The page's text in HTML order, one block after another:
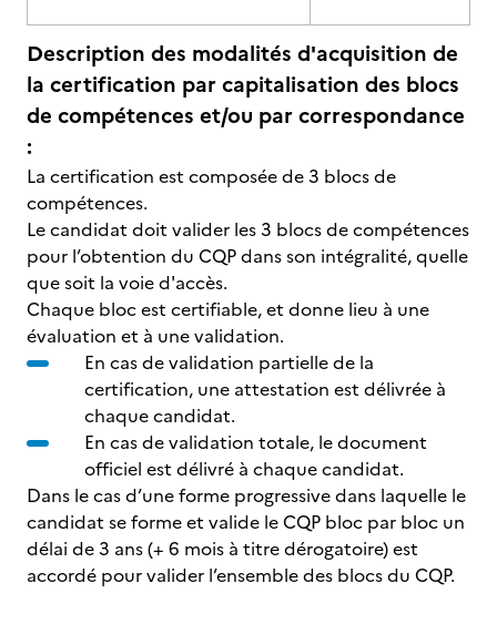
Description des modalités d'acquisition de
la certification par capitalisation des blocs
de compétences et/ou par correspondance
:
La certification est composée de 3 blocs de
compétences.
Le candidat doit valider les 3 blocs de compétences
pour l’obtention du CQP dans son intégralité, quelle
que soit la voie d'accès.
Chaque bloc est certifiable, et donne lieu à une
évaluation et à une validation.
En cas de validation partielle de la
certification, une attestation est délivrée à
chaque candidat.
En cas de validation totale, le document
officiel est délivré à chaque candidat.
Dans le cas d’une forme progressive dans laquelle le
candidat se forme et valide le CQP bloc par bloc un
délai de 3 ans (+ 6 mois à titre dérogatoire) est
accordé pour valider l’ensemble des blocs du CQP.